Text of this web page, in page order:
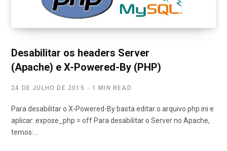
Desabilitar os headers Server
(Apache) e X-Powered-By (PHP)
24 DE JULHO DE 2015 1 MIN READ
Para desabilitar o X-Powered-By basta editar o arquivo php.ini e
aplicar: expose_php = off Para desabilitar o Server no Apache,
temos:…